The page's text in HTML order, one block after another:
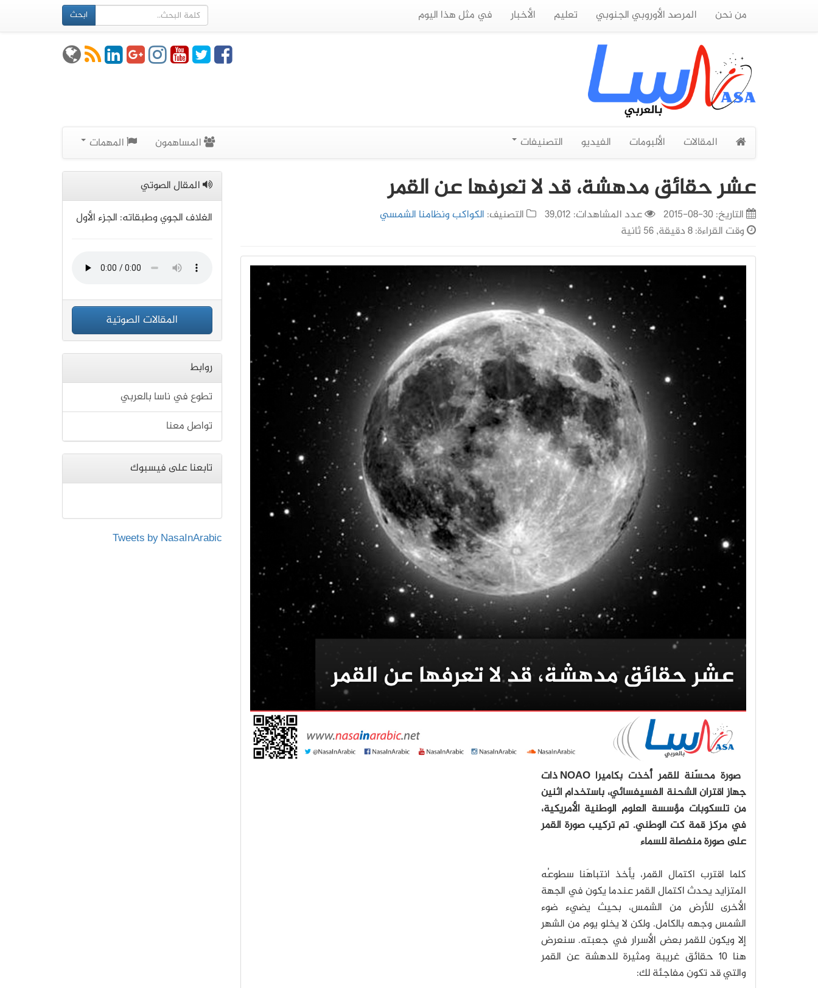
من نحن المرصد الأوروبي الجنوبي تعليم الأخبار في مثل هذا اليوم ابحث
المقالات الألبومات الفيديو التصنيفات المساهمون المهمات
عشر حقائق مدهشة، قد لا تعرفها عن القمر
التاريخ:30-08-2015 عدد المشاهدات: 39,012 التصنيف: الكواكب ونظامنا الشمسي
وقت القراءة: 8 دقيقة, 56 ثانية
صورة محسّنة للقمر أُخذت بكاميرا NOAO ذات
جهاز اقتران الشحنة الفسيفسائي، باستخدام اثنين
من تلسكوبات مؤسسة العلوم الوطنية الأمريكية،
في مركز قمة كت الوطني. تم تركيب صورة القمر
على صورة منفصلة للسماء
كلما اقترب اكتمال القمر، يأخذ انتباهَنا سطوعُه
المتزايد يحدث اكتمال القمر عندما يكون في الجهة
الأخرى للأرض من الشمس، بحيث يضيء ضوء
الشمس وجهه بالكامل. ولكن لا يخلو يوم من الشهر
إلا ويكون للقمر بعض الأسرار في جعبته. سنعرض
هنا 10 حقائق غريبة ومثيرة للدهشة عن القمر
والتي قد تكون مفاجئة لك:
المقال الصوتي
الغلاف الجوي وطبقاته: الجزء الأول
المقالات الصوتية
روابط
تطوع في ناسا بالعربي
تواصل معنا
تابعنا على فيسبوك
Tweets by NasaInArabic